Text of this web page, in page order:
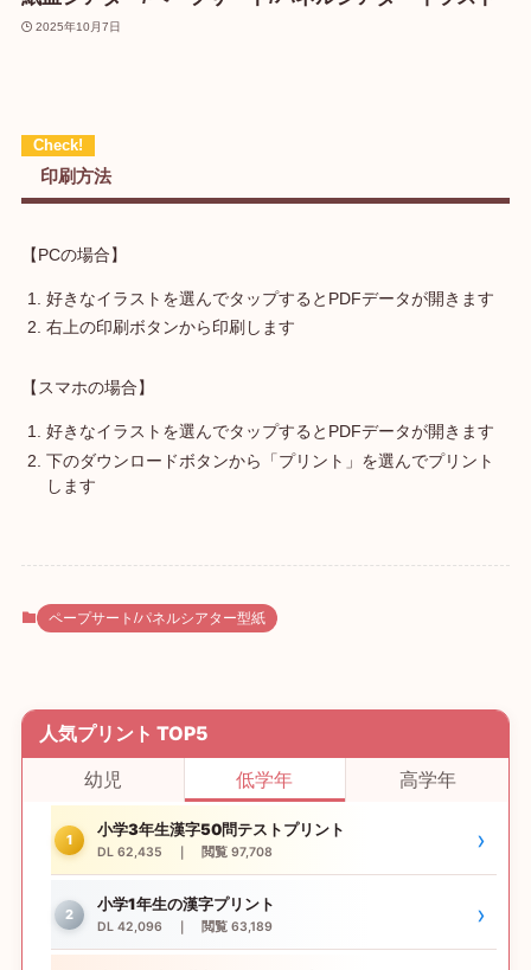
2025年10月7日
印刷方法
【PCの場合】
好きなイラストを選んでタップするとPDFデータが開きます
右上の印刷ボタンから印刷します
【スマホの場合】
好きなイラストを選んでタップするとPDFデータが開きます
下のダウンロードボタンから「プリント」を選んでプリント
します
ペープサート/パネルシアター型紙
人気プリント TOP5
幼児
低学年 高学年
1
小学3年生漢字50問テストプリント
DL 62,435 ｜ 閲覧 97,708 ›
2
小学1年生の漢字プリント
DL 42,096 ｜ 閲覧 63,189 ›